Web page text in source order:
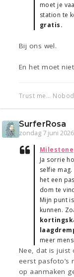
moet je
station te
gratis.
Bij ons wel.
En het moet
Trust me...
SurferRosa
zondag 7 juni
Milestone
Ja sorrie
selfie
het een
dom te
Mijn punt
kunnen.
meer
Nee, dat is juist
eerst pasfoto’s
op aanmaken